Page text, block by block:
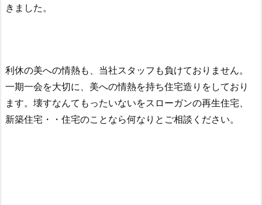
きました。
利休の美への情熱も、当社スタッフも負けておりません。
一期一会を大切に、美への情熱を持ち住宅造りをしており
ます。壊すなんてもったいないをスローガンの再生住宅、
新築住宅・・住宅のことなら何なりとご相談ください。